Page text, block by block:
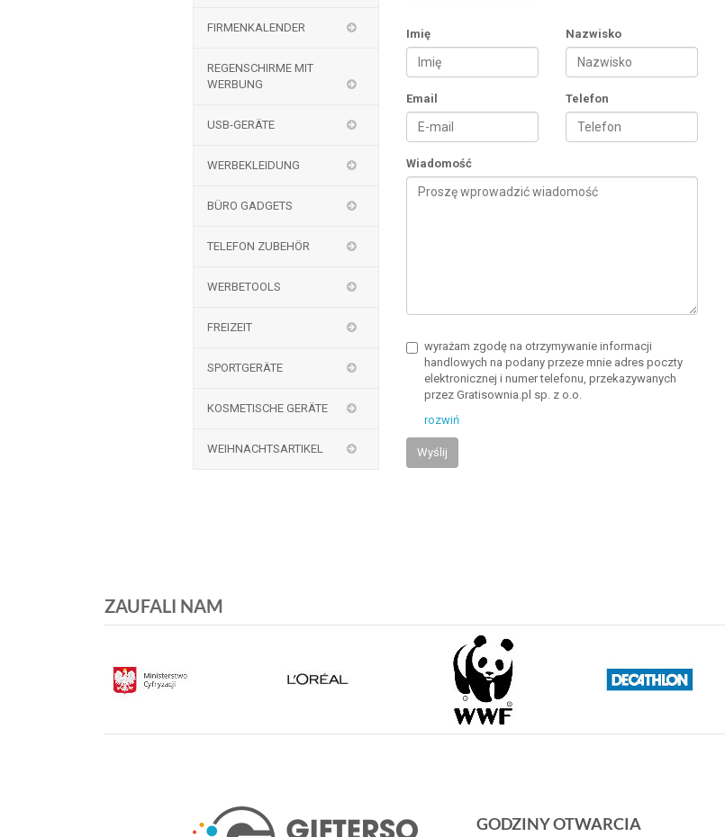
FIRMENKALENDER
REGENSCHIRME MIT
WERBUNG
USB-GERÄTE
WERBEKLEIDUNG
BÜRO GADGETS
TELEFON ZUBEHÖR
WERBETOOLS
FREIZEIT
SPORTGERÄTE
KOSMETISCHE GERÄTE
WEIHNACHTSARTIKEL
Imię Nazwisko
Email Telefon
Wiadomość
wyrażam zgodę na otrzymywanie informacji
handlowych na podany przeze mnie adres poczty
elektronicznej i numer telefonu, przekazywanych
przez Gratisownia.pl sp. z o.o.
rozwiń
Wyślij
ZAUFALI NAM
GODZINY OTWARCIA